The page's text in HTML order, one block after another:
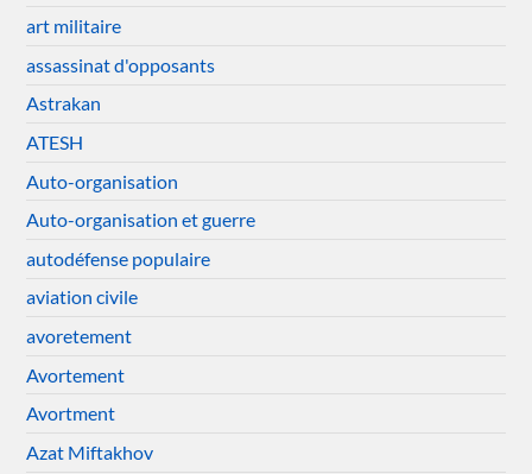
art militaire
assassinat d'opposants
Astrakan
ATESH
Auto-organisation
Auto-organisation et guerre
autodéfense populaire
aviation civile
avoretement
Avortement
Avortment
Azat Miftakhov